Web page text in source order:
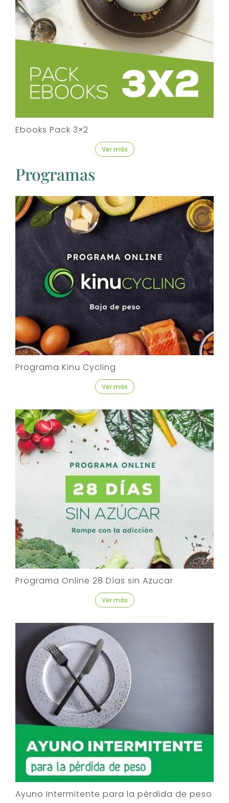
Ebooks Pack 3×2
Ver más
Programas
Programa Kinu Cycling
Ver más
Programa Online 28 Días sin Azucar
Ver más
Ayuno Intermitente para la pérdida de peso